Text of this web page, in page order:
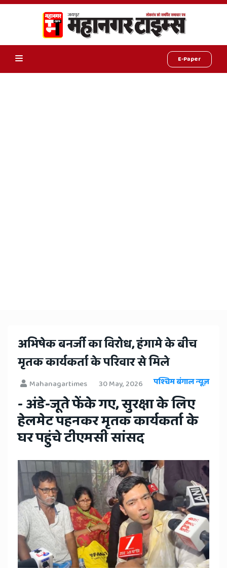
E-Paper
​अभिषेक बनर्जी का विरोध, हंगामे के बीच
मृतक कार्यकर्ता के परिवार से मिले
Mahanagartimes 30 May, 2026 पश्चिम बंगाल न्यूज़
- अंडे-जूते फेंके गए, सुरक्षा के लिए
हेलमेट पहनकर मृतक कार्यकर्ता के
घर पहुंचे टीएमसी सांसद